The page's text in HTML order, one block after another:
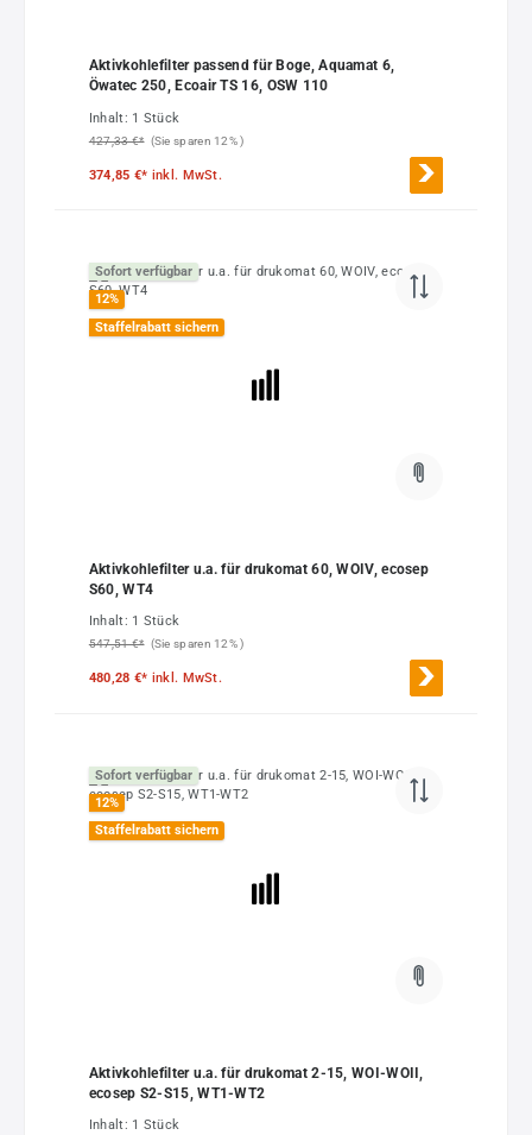
Aktivkohlefilter passend für Boge, Aquamat 6,
Öwatec 250, Ecoair TS 16, OSW 110
Inhalt: 1 Stück
427,33 €* (Sie sparen 12% )
374,85 €* inkl. MwSt.
Sofort verfügbar
12%
Staffelrabatt sichern
Aktivkohlefilter u.a. für drukomat 60, WOIV, ecosep
S60, WT4
Inhalt: 1 Stück
547,51 €* (Sie sparen 12% )
480,28 €* inkl. MwSt.
Sofort verfügbar
12%
Staffelrabatt sichern
Aktivkohlefilter u.a. für drukomat 2-15, WOI-WOII,
ecosep S2-S15, WT1-WT2
Inhalt: 1 Stück